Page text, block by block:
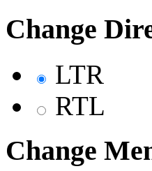
Change
LTR
RTL
Change